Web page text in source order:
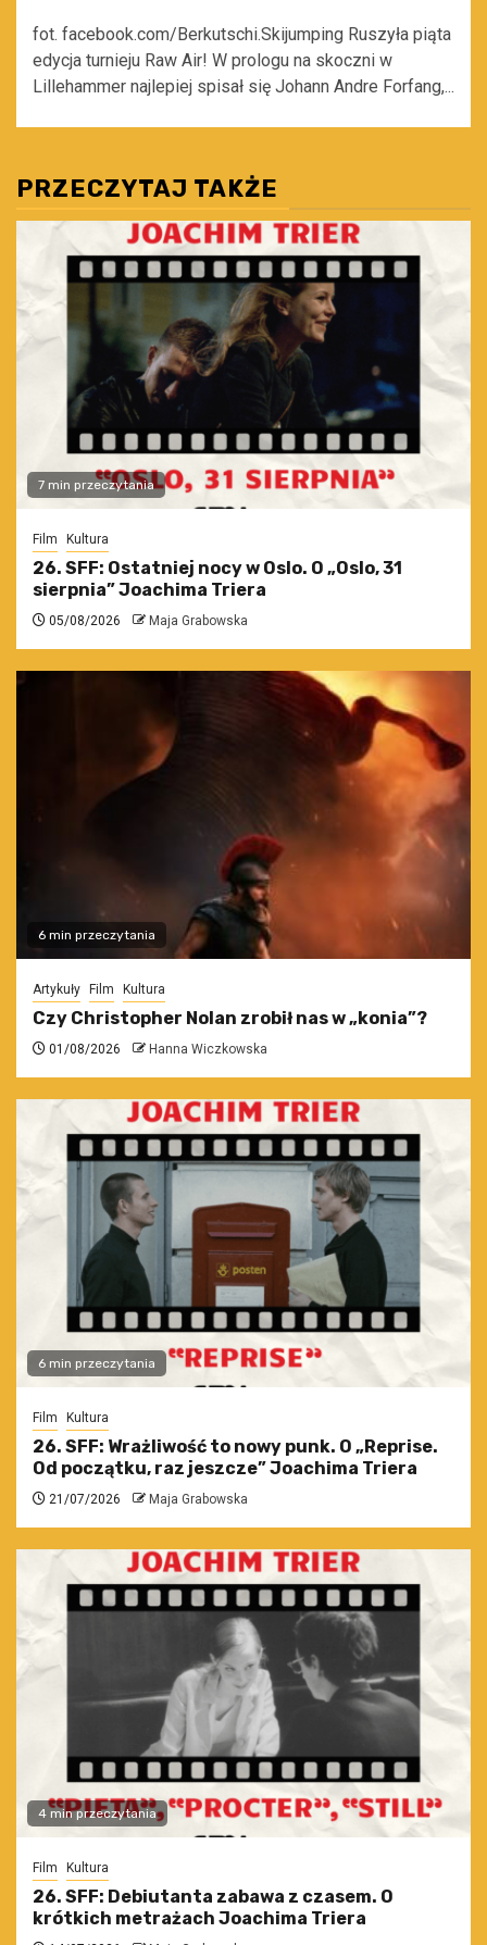
fot. facebook.com/Berkutschi.Skijumping Ruszyła piąta
edycja turnieju Raw Air! W prologu na skoczni w
Lillehammer najlepiej spisał się Johann Andre Forfang,...
PRZECZYTAJ TAKŻE
7 min przeczytania
Film Kultura
26. SFF: Ostatniej nocy w Oslo. O „Oslo, 31
sierpnia” Joachima Triera
05/08/2026 Maja Grabowska
6 min przeczytania
Artykuły Film Kultura
Czy Christopher Nolan zrobił nas w „konia”?
01/08/2026 Hanna Wiczkowska
6 min przeczytania
Film Kultura
26. SFF: Wrażliwość to nowy punk. O „Reprise.
Od początku, raz jeszcze” Joachima Triera
21/07/2026 Maja Grabowska
4 min przeczytania
Film Kultura
26. SFF: Debiutanta zabawa z czasem. O
krótkich metrażach Joachima Triera